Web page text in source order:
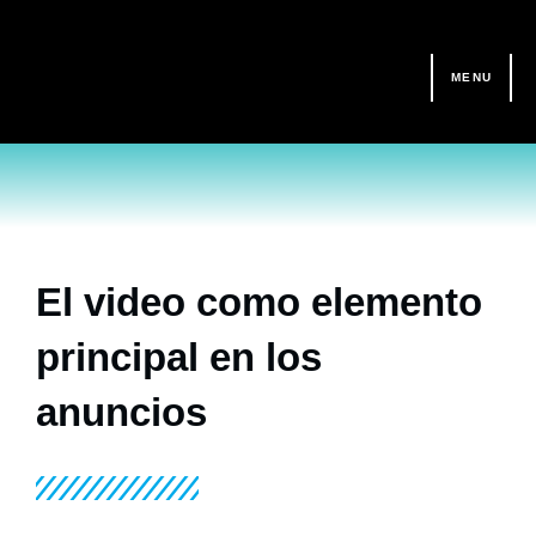
MENU
El video como elemento
principal en los
anuncios